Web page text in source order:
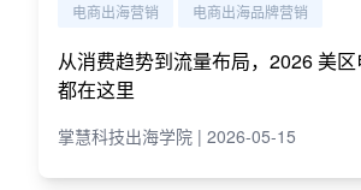
电商出海营销 电商出海品牌营销
从消费趋势到流量布局，2026 美
都在这里
掌慧科技出海学院 | 2026-05-15